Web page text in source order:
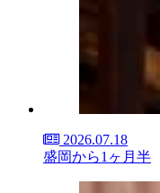
2026.07.18
盛岡から1ヶ月半